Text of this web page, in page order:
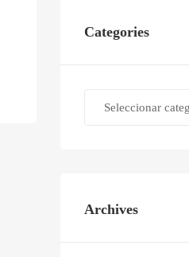
Categories
Archives